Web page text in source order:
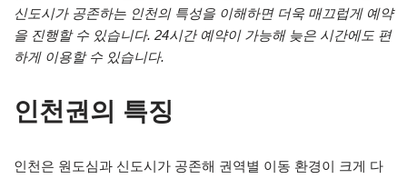
신도시가 공존하는 인천의 특성을 이해하면 더욱 매끄럽게 예약
을 진행할 수 있습니다. 24시간 예약이 가능해 늦은 시간에도 편
하게 이용할 수 있습니다.
인천권의 특징
인천은 원도심과 신도시가 공존해 권역별 이동 환경이 크게 다